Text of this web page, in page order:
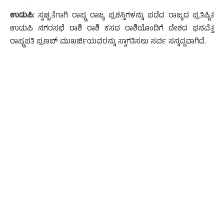
ಉಡುಪಿ: ಸ್ವಚ್ಚತೆಗಾಗಿ ರಾಷ್ಟ್ರ ರಾಜ್ಯ ಪ್ರಶಸ್ತಿಗಳನ್ನು ಪಡೆದ ರಾಜ್ಯದ ಪ್ರತಿಷ್ಟಿತ
ಉಡುಪಿ ನಗರಸಭೆ ರಾಶಿ ರಾಶಿ ಕಸದ ರಾಶಿಯೊಂದಿಗೆ ದೇಶದ ಘನವೆತ್ತ
ರಾಷ್ಟ್ರಪತಿ ಪ್ರಣಬ್ ಮುಖರ್ಜಿಯವರನ್ನು ಸ್ವಾಗತಿಸಲು ಸರ್ವ ಸನ್ನದ್ದವಾಗಿದೆ.